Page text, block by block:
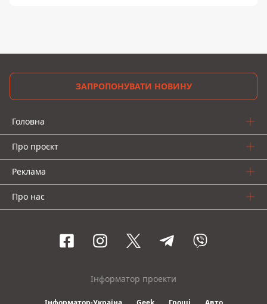
ЗАПРОПОНУВАТИ НОВИНУ
Головна
Про проєкт
Реклама
Про нас
Інформатор проекти